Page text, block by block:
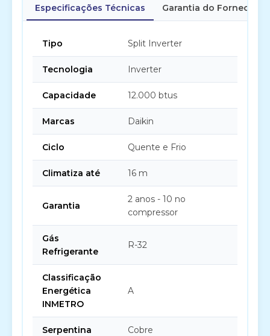
Especificações Técnicas Garantia do Fornecedor
Tipo Split Inverter
Tecnologia Inverter
Capacidade 12.000 btus
Marcas Daikin
Ciclo Quente e Frio
Climatiza até 16 m
Garantia
2 anos - 10 no
compressor
Gás
Refrigerante
R-32
Classificação
Energética
INMETRO
A
Serpentina Cobre